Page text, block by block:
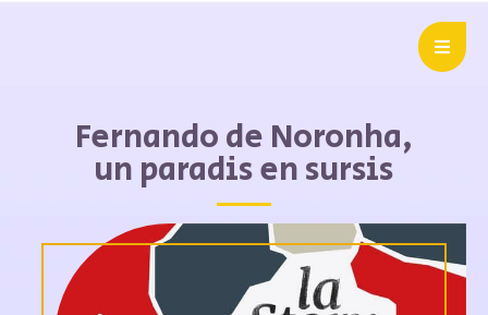
Fernando de Noronha,
un paradis en sursis